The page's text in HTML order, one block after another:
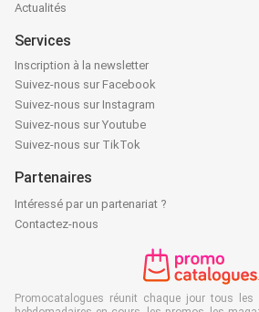
Actualités
Services
Inscription à la newsletter
Suivez-nous sur Facebook
Suivez-nous sur Instagram
Suivez-nous sur Youtube
Suivez-nous sur TikTok
Partenaires
Intéressé par un partenariat ?
Contactez-nous
Promocatalogues réunit chaque jour tous les